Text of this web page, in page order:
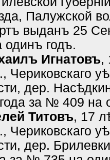
Палужской
выданъ 25
годъ.
Игнатовъ,
Чериковскаго
дер.
за № 409 на
Титовъ, 17
Чериковскаго
дер.